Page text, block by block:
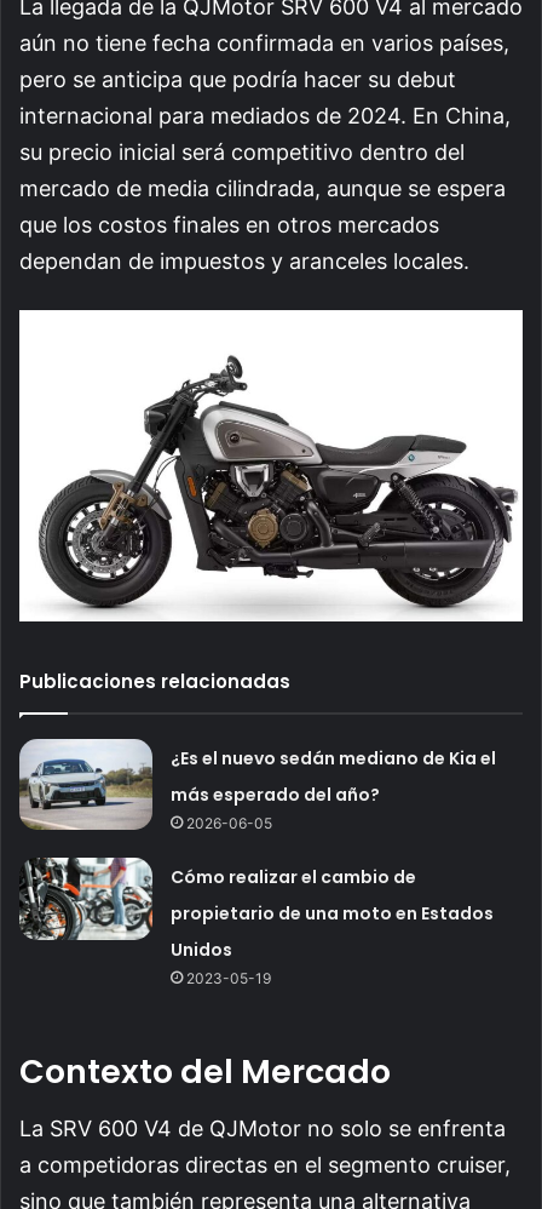
La llegada de la QJMotor SRV 600 V4 al mercado
aún no tiene fecha confirmada en varios países,
pero se anticipa que podría hacer su debut
internacional para mediados de 2024. En China,
su precio inicial será competitivo dentro del
mercado de media cilindrada, aunque se espera
que los costos finales en otros mercados
dependan de impuestos y aranceles locales.
Publicaciones relacionadas
¿Es el nuevo sedán mediano de Kia el
más esperado del año?
2026-06-05
Cómo realizar el cambio de
propietario de una moto en Estados
Unidos
2023-05-19
Contexto del Mercado
La SRV 600 V4 de QJMotor no solo se enfrenta
a competidoras directas en el segmento cruiser,
sino que también representa una alternativa